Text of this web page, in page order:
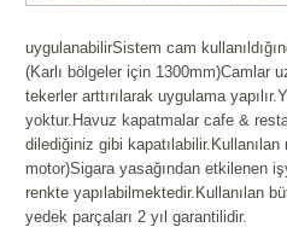
uygulanabilirSistem cam
(Karlı bölgeler için 1300mm)Camlar
tekerler arttırılarak uygulama
yoktur.Havuz kapatmalar cafe &
dilediğiniz gibi
motor)Sigara yasağından etkilenen
renkte yapılabilmektedir.Kullanılan
yedek parçaları 2 yıl garantilidir.